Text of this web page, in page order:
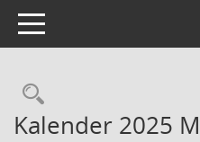
Toggle navigation
Kalender 2025